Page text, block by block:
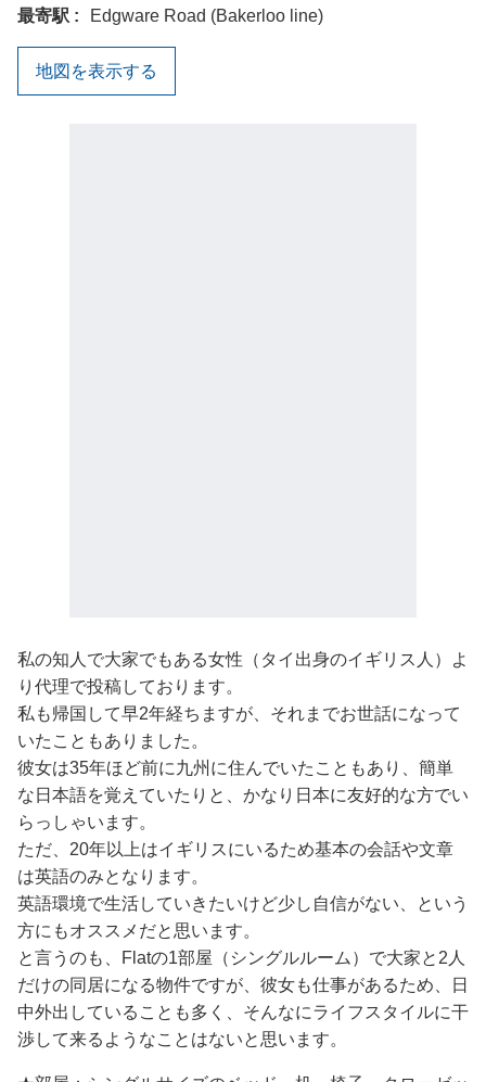
最寄駅 Edgware Road (Bakerloo line)
地図を表示する
私の知人で大家でもある女性（タイ出身のイギリス人）よ
り代理で投稿しております。
私も帰国して早2年経ちますが、それまでお世話になって
いたこともありました。
彼女は35年ほど前に九州に住んでいたこともあり、簡単
な日本語を覚えていたりと、かなり日本に友好的な方でい
らっしゃいます。
ただ、20年以上はイギリスにいるため基本の会話や文章
は英語のみとなります。
英語環境で生活していきたいけど少し自信がない、という
方にもオススメだと思います。
と言うのも、Flatの1部屋（シングルルーム）で大家と2人
だけの同居になる物件ですが、彼女も仕事があるため、日
中外出していることも多く、そんなにライフスタイルに干
渉して来るようなことはないと思います。